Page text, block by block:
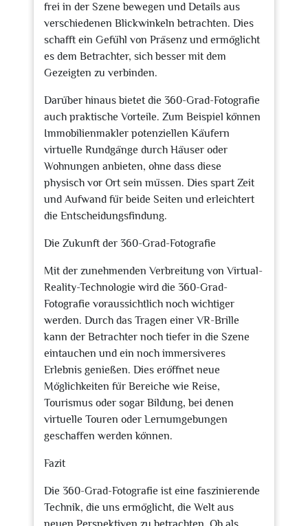
frei in der Szene bewegen und Details aus
verschiedenen Blickwinkeln betrachten. Dies
schafft ein Gefühl von Präsenz und ermöglicht
es dem Betrachter, sich besser mit dem
Gezeigten zu verbinden.
Darüber hinaus bietet die 360-Grad-Fotografie
auch praktische Vorteile. Zum Beispiel können
Immobilienmakler potenziellen Käufern
virtuelle Rundgänge durch Häuser oder
Wohnungen anbieten, ohne dass diese
physisch vor Ort sein müssen. Dies spart Zeit
und Aufwand für beide Seiten und erleichtert
die Entscheidungsfindung.
Die Zukunft der 360-Grad-Fotografie
Mit der zunehmenden Verbreitung von Virtual-
Reality-Technologie wird die 360-Grad-
Fotografie voraussichtlich noch wichtiger
werden. Durch das Tragen einer VR-Brille
kann der Betrachter noch tiefer in die Szene
eintauchen und ein noch immersiveres
Erlebnis genießen. Dies eröffnet neue
Möglichkeiten für Bereiche wie Reise,
Tourismus oder sogar Bildung, bei denen
virtuelle Touren oder Lernumgebungen
geschaffen werden können.
Fazit
Die 360-Grad-Fotografie ist eine faszinierende
Technik, die uns ermöglicht, die Welt aus